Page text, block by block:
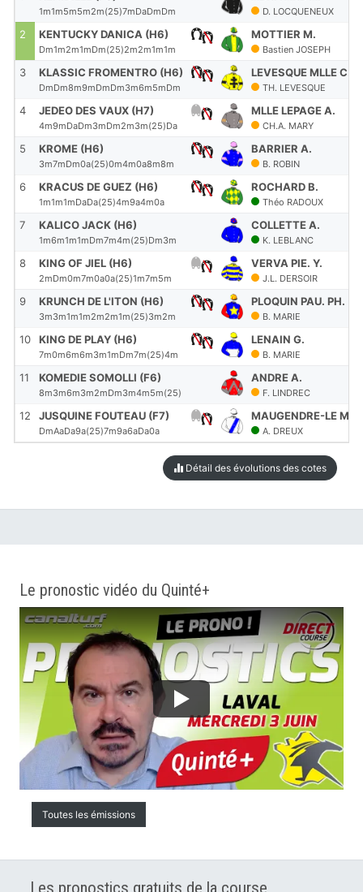
1m1m5m5m2m(25)7mDaDmDm D. LOCQUENEUX
2 KENTUCKY DANICA (H6)
Dm1m2m1mDm(25)2m2m1m1m
MOTTIER M.
Bastien JOSEPH
3 KLASSIC FROMENTRO (H6)
DmDm8m9mDmDm3m6m5mDm
LEVESQUE MLLE C.
TH. LEVESQUE
4 JEDEO DES VAUX (H7)
4m9mDaDm3mDm2m3m(25)Da
MLLE LEPAGE A.
CH.A. MARY
5 KROME (H6)
3m7mDm0a(25)0m4m0a8m8m
BARRIER A.
B. ROBIN
6 KRACUS DE GUEZ (H6)
1m1m1mDaDa(25)4m9a4m0a
ROCHARD B.
Théo RADOUX
7 KALICO JACK (H6)
1m6m1m1mDm7m4m(25)Dm3m
COLLETTE A.
K. LEBLANC
8 KING OF JIEL (H6)
2mDm0m7m0a0a(25)1m7m5m
VERVA PIE. Y.
J.L. DERSOIR
9 KRUNCH DE L'ITON (H6)
3m3m1m1m2m2m1m(25)3m2m
PLOQUIN PAU. PH.
B. MARIE
10 KING DE PLAY (H6)
7m0m6m6m3m1mDm7m(25)4m
LENAIN G.
B. MARIE
11 KOMEDIE SOMOLLI (F6)
8m3m6m3m2mDm3m4m5m(25)
ANDRE A.
F. LINDREC
12 JUSQUINE FOUTEAU (F7)
DmAaDa9a(25)7m9a6aDa0a
MAUGENDRE-LE
A. DREUX
Détail des évolutions des cotes
Le pronostic vidéo du Quinté+
Toutes les émissions